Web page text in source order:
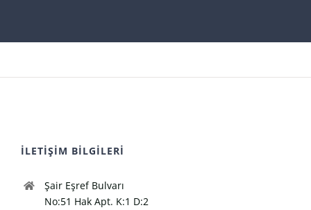
İLETİŞİM BİLGİLERİ
Şair Eşref Bulvarı
No:51 Hak Apt. K:1 D:2